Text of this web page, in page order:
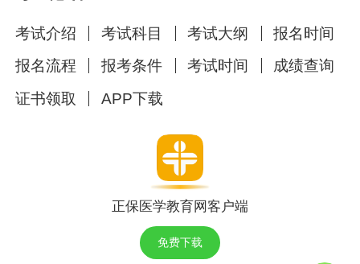
关于有效身份证件的说明
考试有效身份证件，包括身份证、临时身份证、
官证、警官证、文职干部证、士兵证）、港澳台
居民居住证、港澳居民来往内地通行证、台湾居
民来往大陆通行证、外国人永久居留证等在有效
证件，以及复印的身份证件不能使用。户口本、
考试介绍 考试科目 考试大纲
报名时间
报名流程
报考条件 考试时间
成绩查询
证书领取
APP下载
正保医学教育网客户端
免费下载